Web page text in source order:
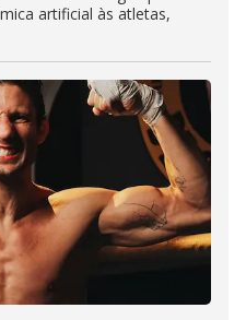
artificial às atletas,